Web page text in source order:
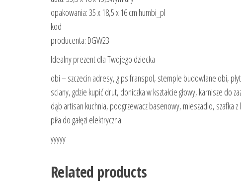
opakowania: 35 x 18,5 x 16 cm humbi_pl
kod
producenta: DGW23
Idealny prezent dla Twojego dziecka
obi – szczecin adresy, gips franspol, stemple budowlane obi,
sciany, gdzie kupić drut, doniczka w kształcie głowy, karnisze
dąb artisan kuchnia, podgrzewacz basenowy, mieszadlo, szafka
piła do gałęzi elektryczna
yyyyy
Related products